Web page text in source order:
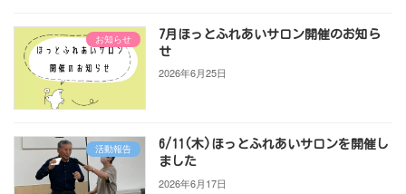
お知らせ
7月ほっとふれあいサロン開催のお知ら
せ
2026年6月25日
活動報告
6/11(木)ほっとふれあいサロンを開催し
ました
2026年6月17日